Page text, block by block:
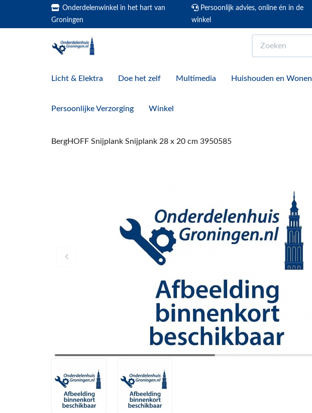
Onderdelenwinkel in het hart van
Groningen
Persoonlijk advies, online én in de
winkel
Licht & Elektra Doe het zelf Multimedia Huishouden en Wonen
Persoonlijke Verzorging Winkel
BergHOFF Snijplank Snijplank 28 x 20 cm 3950585